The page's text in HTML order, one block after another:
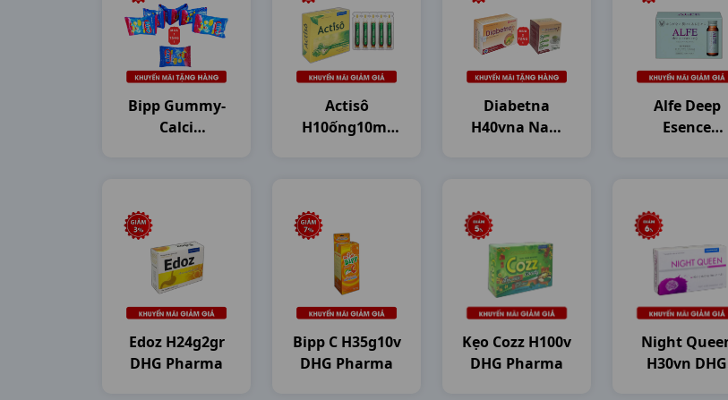
Bipp Gummy-
Calci
Actisô
H10ống10ml
Diabetna
H40vna Nam
Alfe Deep
Esence
Edoz H24g2gr
DHG Pharma
Bipp C H35g10v
DHG Pharma
Kẹo Cozz H100v
DHG Pharma
Night
H30vn DHG